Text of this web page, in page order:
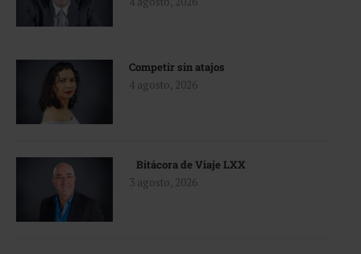
Competir sin atajos
4 agosto, 2026
Bitácora de Viaje LXX
3 agosto, 2026